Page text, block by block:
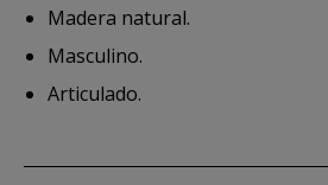
Madera natural.
Masculino.
Articulado.